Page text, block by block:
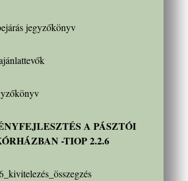
jegyzőkönyv
A PÁSZTÓI
-TIOP 2.2.6